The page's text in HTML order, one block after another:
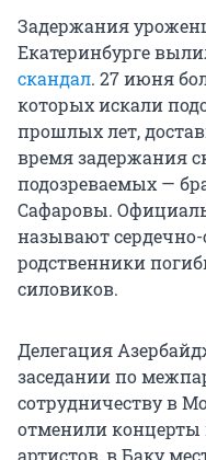
Задержания
Екатеринбурге
скандал. 27 июня
которых искали
прошлых лет,
время задержания
подозреваемых —
Сафаровы.
называют сердечно-
родственники
силовиков.
Делегация
заседании по
сотрудничеству в
отменили концерты
артистов, в Баку